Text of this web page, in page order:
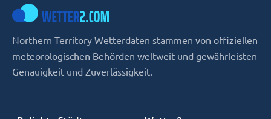
Northern Territory Wetterdaten stammen von offiziellen
meteorologischen Behörden weltweit und gewährleisten
Genauigkeit und Zuverlässigkeit.